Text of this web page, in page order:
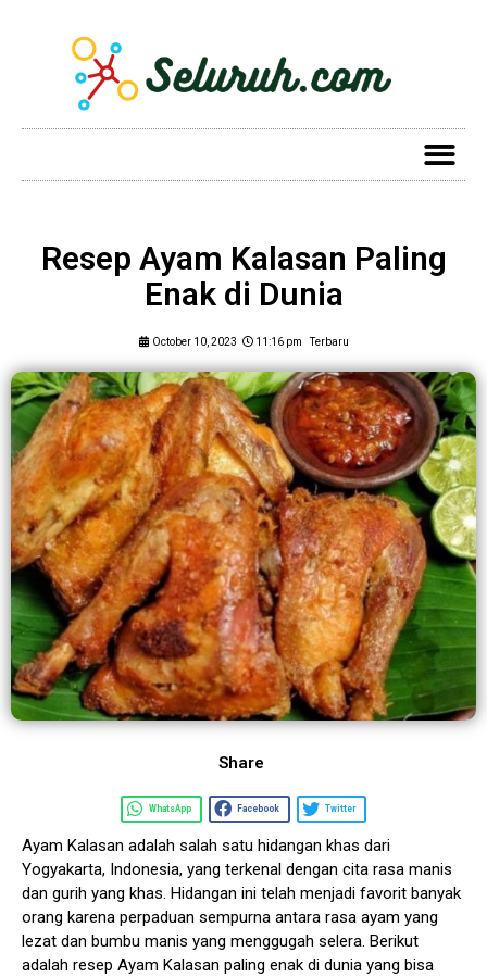
Resep Ayam Kalasan Paling
Enak di Dunia
October 10, 2023 11:16 pm Terbaru
Share
WhatsApp Facebook Twitter
Ayam Kalasan adalah salah satu hidangan khas dari
Yogyakarta, Indonesia, yang terkenal dengan cita rasa manis
dan gurih yang khas. Hidangan ini telah menjadi favorit banyak
orang karena perpaduan sempurna antara rasa ayam yang
lezat dan bumbu manis yang menggugah selera. Berikut
adalah resep Ayam Kalasan paling enak di dunia yang bisa